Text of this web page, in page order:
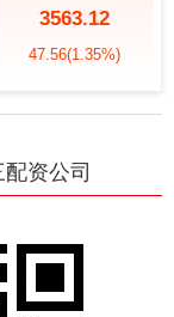
3563.12
47.56(1.35%)
资公司